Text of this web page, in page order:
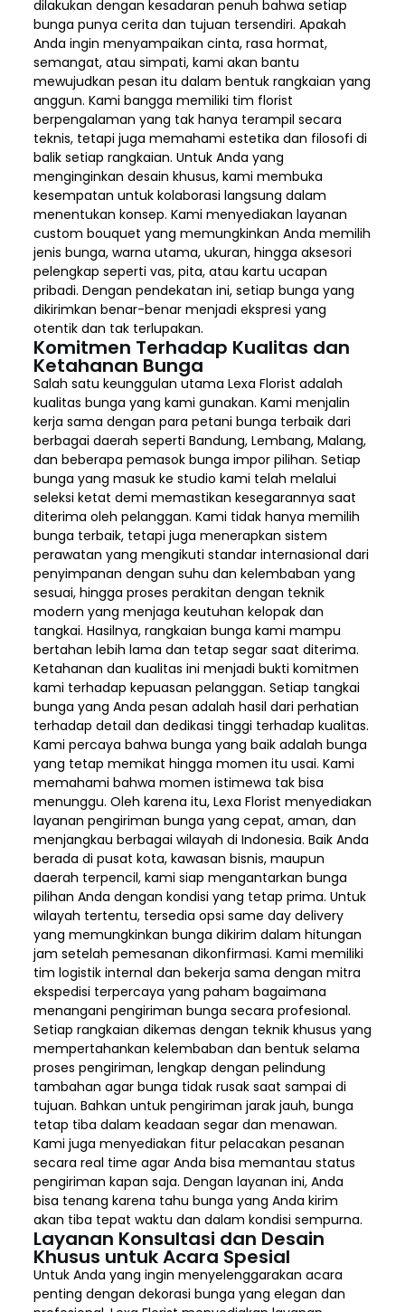
dilakukan dengan kesadaran penuh bahwa setiap
bunga punya cerita dan tujuan tersendiri. Apakah
Anda ingin menyampaikan cinta, rasa hormat,
semangat, atau simpati, kami akan bantu
mewujudkan pesan itu dalam bentuk rangkaian yang
anggun. Kami bangga memiliki tim florist
berpengalaman yang tak hanya terampil secara
teknis, tetapi juga memahami estetika dan filosofi di
balik setiap rangkaian. Untuk Anda yang
menginginkan desain khusus, kami membuka
kesempatan untuk kolaborasi langsung dalam
menentukan konsep. Kami menyediakan layanan
custom bouquet yang memungkinkan Anda memilih
jenis bunga, warna utama, ukuran, hingga aksesori
pelengkap seperti vas, pita, atau kartu ucapan
pribadi. Dengan pendekatan ini, setiap bunga yang
dikirimkan benar-benar menjadi ekspresi yang
otentik dan tak terlupakan.
Komitmen Terhadap Kualitas dan
Ketahanan Bunga
Salah satu keunggulan utama Lexa Florist adalah
kualitas bunga yang kami gunakan. Kami menjalin
kerja sama dengan para petani bunga terbaik dari
berbagai daerah seperti Bandung, Lembang, Malang,
dan beberapa pemasok bunga impor pilihan. Setiap
bunga yang masuk ke studio kami telah melalui
seleksi ketat demi memastikan kesegarannya saat
diterima oleh pelanggan. Kami tidak hanya memilih
bunga terbaik, tetapi juga menerapkan sistem
perawatan yang mengikuti standar internasional dari
penyimpanan dengan suhu dan kelembaban yang
sesuai, hingga proses perakitan dengan teknik
modern yang menjaga keutuhan kelopak dan
tangkai. Hasilnya, rangkaian bunga kami mampu
bertahan lebih lama dan tetap segar saat diterima.
Ketahanan dan kualitas ini menjadi bukti komitmen
kami terhadap kepuasan pelanggan. Setiap tangkai
bunga yang Anda pesan adalah hasil dari perhatian
terhadap detail dan dedikasi tinggi terhadap kualitas.
Kami percaya bahwa bunga yang baik adalah bunga
yang tetap memikat hingga momen itu usai. Kami
memahami bahwa momen istimewa tak bisa
menunggu. Oleh karena itu, Lexa Florist menyediakan
layanan pengiriman bunga yang cepat, aman, dan
menjangkau berbagai wilayah di Indonesia. Baik Anda
berada di pusat kota, kawasan bisnis, maupun
daerah terpencil, kami siap mengantarkan bunga
pilihan Anda dengan kondisi yang tetap prima. Untuk
wilayah tertentu, tersedia opsi same day delivery
yang memungkinkan bunga dikirim dalam hitungan
jam setelah pemesanan dikonfirmasi. Kami memiliki
tim logistik internal dan bekerja sama dengan mitra
ekspedisi terpercaya yang paham bagaimana
menangani pengiriman bunga secara profesional.
Setiap rangkaian dikemas dengan teknik khusus yang
mempertahankan kelembaban dan bentuk selama
proses pengiriman, lengkap dengan pelindung
tambahan agar bunga tidak rusak saat sampai di
tujuan. Bahkan untuk pengiriman jarak jauh, bunga
tetap tiba dalam keadaan segar dan menawan.
Kami juga menyediakan fitur pelacakan pesanan
secara real time agar Anda bisa memantau status
pengiriman kapan saja. Dengan layanan ini, Anda
bisa tenang karena tahu bunga yang Anda kirim
akan tiba tepat waktu dan dalam kondisi sempurna.
Layanan Konsultasi dan Desain
Khusus untuk Acara Spesial
Untuk Anda yang ingin menyelenggarakan acara
penting dengan dekorasi bunga yang elegan dan